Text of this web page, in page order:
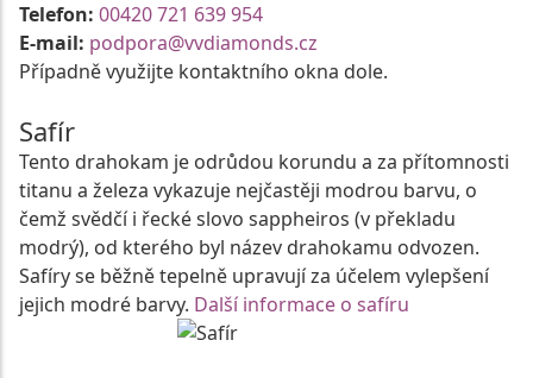
Telefon: 00420 721 639 954
E-mail: podpora@vvdiamonds.cz
Případně využijte kontaktního okna dole.
Safír
Tento drahokam je odrůdou korundu a za přítomnosti
titanu a železa vykazuje nejčastěji modrou barvu, o
čemž svědčí i řecké slovo sappheiros (v překladu
modrý), od kterého byl název drahokamu odvozen.
Safíry se běžně tepelně upravují za účelem vylepšení
jejich modré barvy. Další informace o safíru